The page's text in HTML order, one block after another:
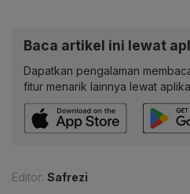
Baca artikel ini lewat
Dapatkan pengalaman
fitur menarik lainnya lewat
Editor: Safrezi